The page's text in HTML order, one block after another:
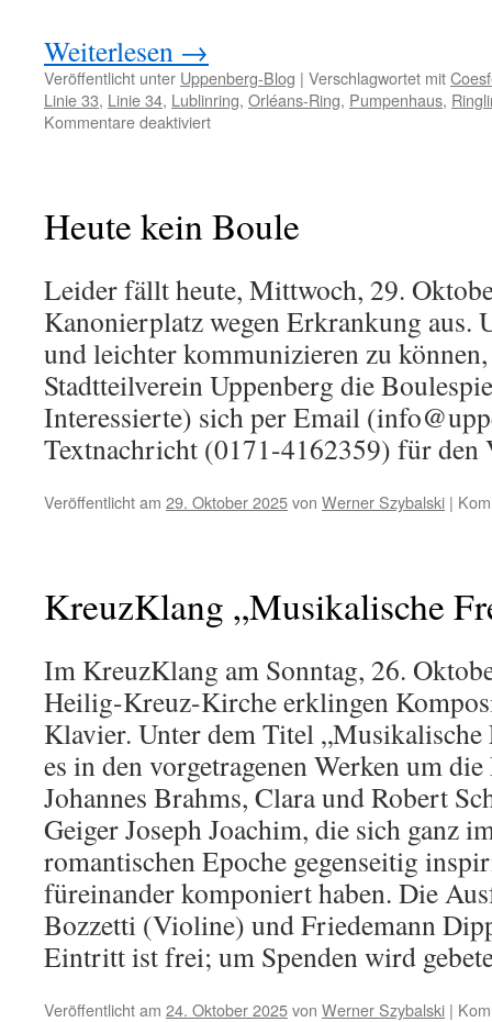
Weiterlesen →
Veröffentlicht unter Uppenberg-Blog | Verschlagwortet mit
Linie 33, Linie 34, Lublinring, Orléans-Ring, Pumpenhaus,
Kommentare deaktiviertfür
Stadtwerke
Bilanz
Heute kein Boule
Leider fällt heute, Mittwoch, 29.
Kanonierplatz wegen Erkrankung aus.
und leichter kommunizieren zu
Stadtteilverein Uppenberg die
Interessierte) sich per Email
Textnachricht (0171-4162359) für den
Veröffentlicht am 29. Oktober 2025von Werner Szybalski |
KreuzKlang „Musikalische
Im KreuzKlang am Sonntag, 26.
Heilig-Kreuz-Kirche erklingen
Klavier. Unter dem Titel „Musikalische
es in den vorgetragenen Werken um
Johannes Brahms, Clara und Robert
Geiger Joseph Joachim, die sich ganz
romantischen Epoche gegenseitig
füreinander komponiert haben. Die
Bozzetti (Violine) und Friedemann
Eintritt ist frei; um Spenden wird
Veröffentlicht am 24. Oktober 2025von Werner Szybalski |